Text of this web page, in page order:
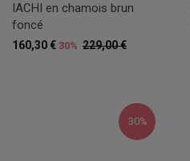
IACHI en chamois brun
foncé
229,00 €
160,30 € 30%
30%